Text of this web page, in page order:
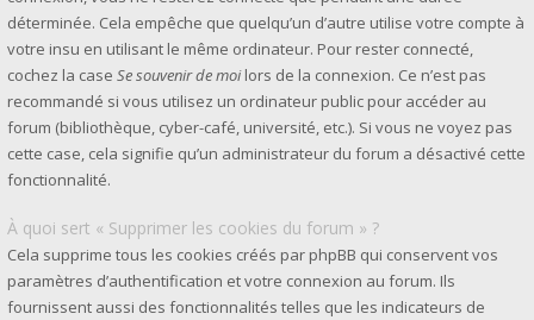
déterminée. Cela empêche que quelqu’un d’autre utilise votre compte à
votre insu en utilisant le même ordinateur. Pour rester connecté,
cochez la case Se souvenir de moilors de la connexion. Ce n’est pas
recommandé si vous utilisez un ordinateur public pour accéder au
forum (bibliothèque, cyber-café, université, etc.). Si vous ne voyez pas
cette case, cela signifie qu’un administrateur du forum a désactivé cette
fonctionnalité.
À quoi sert « Supprimer les cookies du forum » ?
Cela supprime tous les cookies créés par phpBB qui conservent vos
paramètres d’authentification et votre connexion au forum. Ils
fournissent aussi des fonctionnalités telles que les indicateurs de